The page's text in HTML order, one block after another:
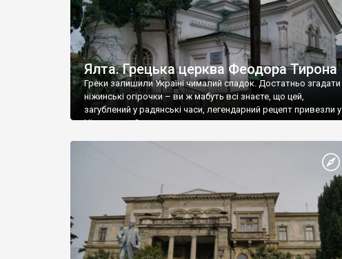
Ялта. Грецька церква Феодора Тирона
Греки залишили Україні чималий спадок. Достатньо згадати
ніжинські огірочки – ви ж мабуть всі знаєте, що цей,
загублений у радянські часи, легендарний рецепт привезли у
Ніжин греки?